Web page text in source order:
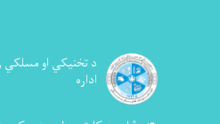
د تخنيکي او مسلکي
اداره